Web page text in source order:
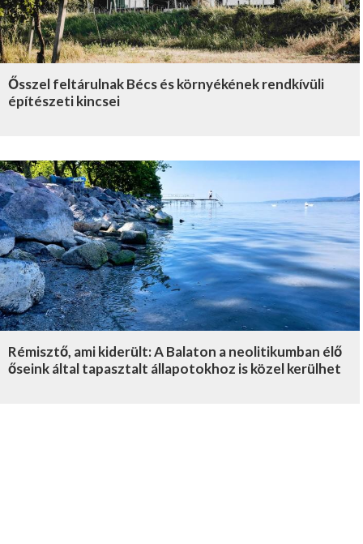
Ősszel feltárulnak Bécs és környékének rendkívüli
építészeti kincsei
Rémisztő, ami kiderült: A Balaton a neolitikumban élő
őseink által tapasztalt állapotokhoz is közel kerülhet